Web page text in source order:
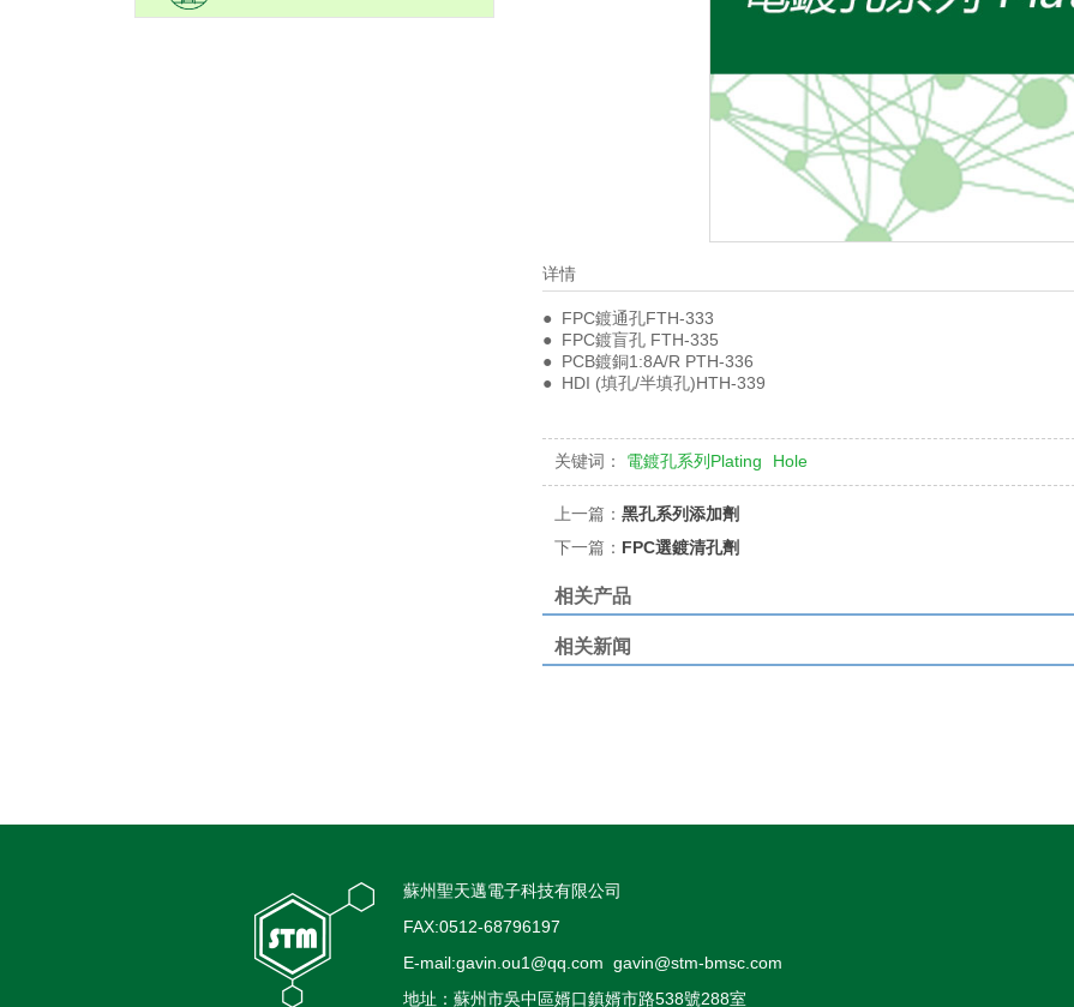
详情
● FPC鍍通孔FTH-333
● FPC鍍盲孔 FTH-335
● PCB鍍銅1:8A/R PTH-336
● HDI (填孔/半填孔)HTH-339
关键词： 電鍍孔系列Plating Hole
上一篇： 黑孔系列添加劑
下一篇： FPC選鍍清孔劑
相关产品
相关新闻
蘇州聖天邁電子科技有限公司
FAX:0512-68796197
E-mail:gavin.ou1@qq.com gavin@stm-bmsc.com
地址：蘇州市吳中區婿口鎮婿市路538號288室